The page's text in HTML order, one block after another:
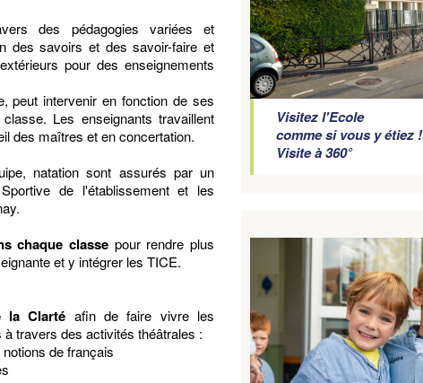
des pédagogies variées et
des savoirs et des savoir-faire et
pour des enseignements
peut intervenir en fonction de ses
Les enseignants travaillent
des maîtres et en concertation.
natation sont assurés par un
de l'établissement et les
chaque classe pour rendre plus
et y intégrer les TICE.
la Clarté afin de faire vivre les
travers des activités théâtrales :
de français
Visitez l'Ecole
comme si vous y étiez !
Visite à 360°